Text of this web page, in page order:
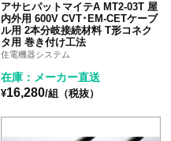
アサヒパットマイテA MT2-03T 屋
内外用 600V CVT･EM-CETケーブ
ル用 2本分岐接続材料 T形コネク
タ用 巻き付け工法
住電機器システム
在庫：メーカー直送
¥16,280/組（税抜）